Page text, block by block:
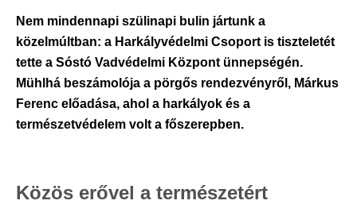
Nem mindennapi szülinapi bulin jártunk a
közelmúltban: a Harkályvédelmi Csoport is tiszteletét
tette a Sóstó Vadvédelmi Központ ünnepségén.
Mühlhá beszámolója a pörgős rendezvényről, Márkus
Ferenc előadása, ahol a harkályok és a
természetvédelem volt a főszerepben.
Közös erővel a természetért